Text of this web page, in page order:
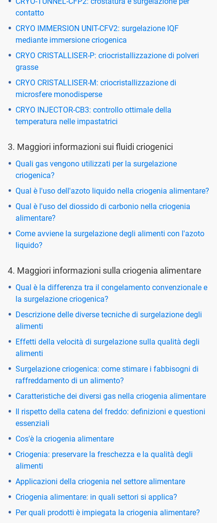
contatto
CRYO IMMERSION UNIT-CFV2: surgelazione IQF
mediante immersione criogenica
CRYO CRISTALLISER-P: criocristallizzazione di polveri
grasse
CRYO CRISTALLISER-M: criocristallizzazione di
microsfere monodisperse
CRYO INJECTOR-CB3: controllo ottimale della
temperatura nelle impastatrici
3. Maggiori informazioni sui fluidi criogenici
Quali gas vengono utilizzati per la surgelazione
criogenica?
Qual è l'uso dell'azoto liquido nella criogenia alimentare?
Qual è l'uso del diossido di carbonio nella criogenia
alimentare?
Come avviene la surgelazione degli alimenti con l'azoto
liquido?
4. Maggiori informazioni sulla criogenia alimentare
Qual è la differenza tra il congelamento convenzionale e
la surgelazione criogenica?
Descrizione delle diverse tecniche di surgelazione degli
alimenti
Effetti della velocità di surgelazione sulla qualità degli
alimenti
Surgelazione criogenica: come stimare i fabbisogni di
raffreddamento di un alimento?
Caratteristiche dei diversi gas nella criogenia alimentare
Il rispetto della catena del freddo: definizioni e questioni
essenziali
Cos'è la criogenia alimentare
Criogenia: preservare la freschezza e la qualità degli
alimenti
Applicazioni della criogenia nel settore alimentare
Criogenia alimentare: in quali settori si applica?
Per quali prodotti è impiegata la criogenia alimentare?